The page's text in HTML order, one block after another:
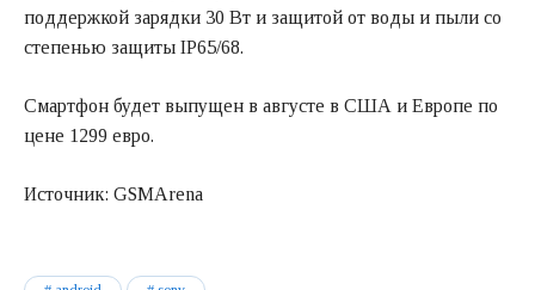
поддержкой зарядки 30 Вт и защитой от воды и пыли со
степенью защиты IP65/68.
Смартфон будет выпущен в августе в США и Европе по
цене 1299 евро.
Источник: GSMArena